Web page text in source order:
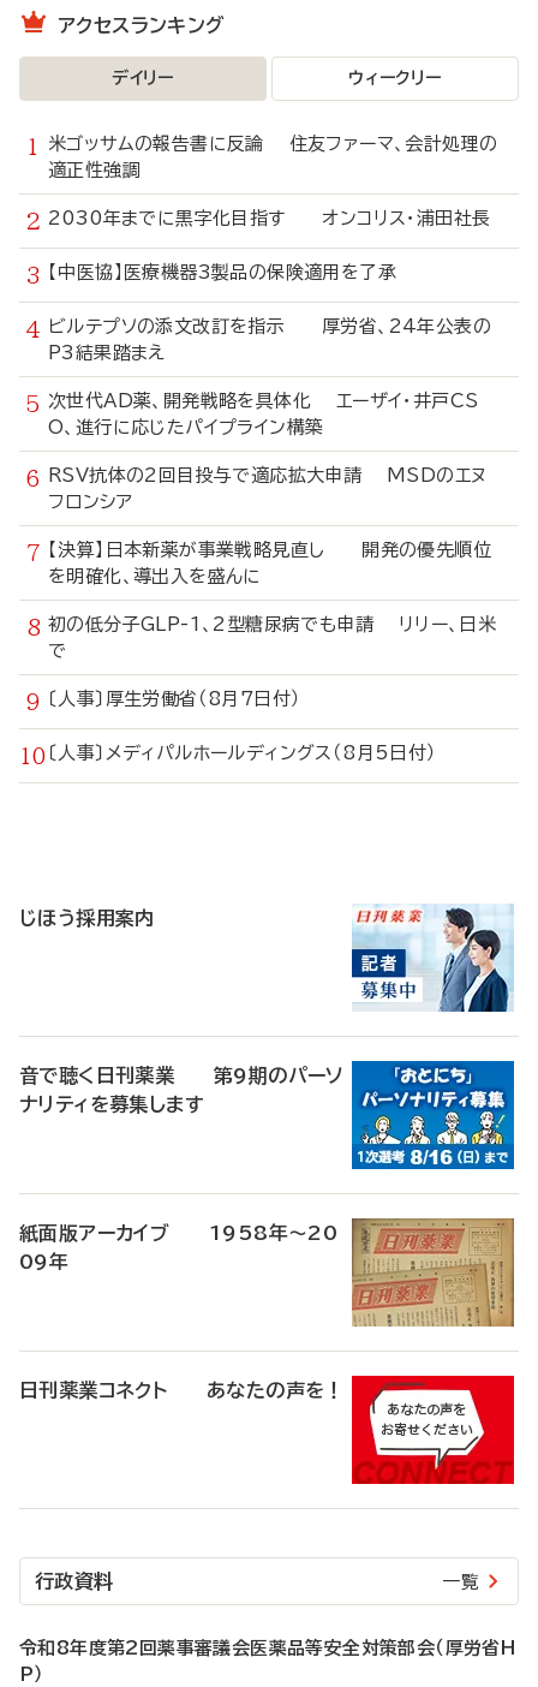
アクセスランキング
デイリー ウィークリー
米ゴッサムの報告書に反論 住友ファーマ、会計処理の
適正性強調
2030年までに黒字化目指す オンコリス・浦田社長
【中医協】医療機器3製品の保険適用を了承
ビルテプソの添文改訂を指示 厚労省、24年公表の
P3結果踏まえ
次世代AD薬、開発戦略を具体化 エーザイ・井戸CS
O、進行に応じたパイプライン構築
RSV抗体の2回目投与で適応拡大申請 MSDのエヌ
フロンシア
【決算】日本新薬が事業戦略見直し 開発の優先順位
を明確化、導出入を盛んに
初の低分子GLP-1、2型糖尿病でも申請 リリー、日米
で
〔人事〕厚生労働省（8月7日付）
〔人事〕メディパルホールディングス（8月5日付）
じほう採用案内
音で聴く日刊薬業 第9期のパーソ
ナリティを募集します
紙面版アーカイブ 1958年～20
09年
日刊薬業コネクト あなたの声を！
行政資料 一覧
令和8年度第2回薬事審議会医薬品等安全対策部会（厚労省H
P）